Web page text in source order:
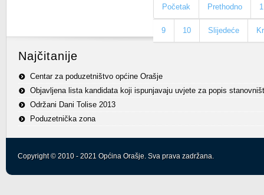
Početak Prethodno 1
9 10 Slijedeće
Najčitanije
Centar za poduzetništvo općine Orašje
Objavljena lista kandidata koji ispunjavaju uvjete za popis
Održani Dani Tolise 2013
Poduzetnička zona
Copyright © 2010 - 2021 Općina Orašje. Sva prava zadržana.